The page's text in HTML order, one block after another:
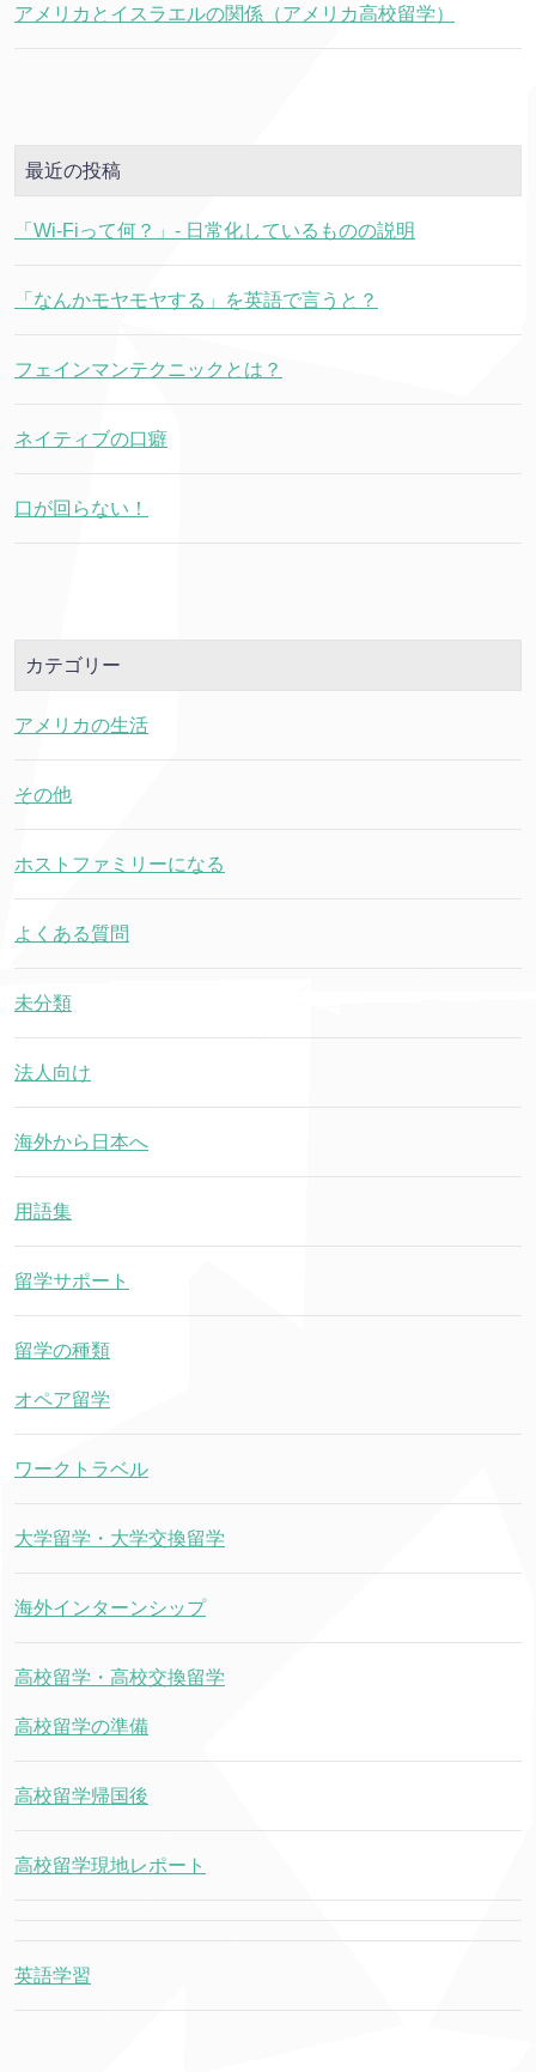
アメリカとイスラエルの関係（アメリカ高校留学）
最近の投稿
「Wi-Fiって何？」- 日常化しているものの説明
「なんかモヤモヤする」を英語で言うと？
フェインマンテクニックとは？
ネイティブの口癖
口が回らない！
カテゴリー
アメリカの生活
その他
ホストファミリーになる
よくある質問
未分類
法人向け
海外から日本へ
用語集
留学サポート
留学の種類
オペア留学
ワークトラベル
大学留学・大学交換留学
海外インターンシップ
高校留学・高校交換留学
高校留学の準備
高校留学帰国後
高校留学現地レポート
英語学習